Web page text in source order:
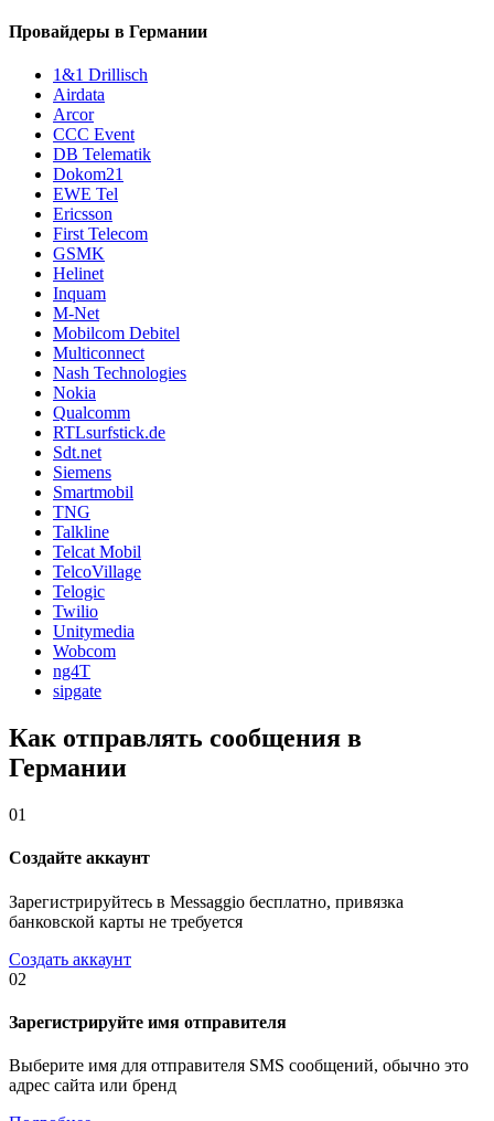
Провайдеры в Германии
1&1 Drillisch
Airdata
Arcor
CCC Event
DB Telematik
Dokom21
EWE Tel
Ericsson
First Telecom
GSMK
Helinet
Inquam
M-Net
Mobilcom Debitel
Multiconnect
Nash Technologies
Nokia
Qualcomm
RTLsurfstick.de
Sdt.net
Siemens
Smartmobil
TNG
Talkline
Telcat Mobil
TelcoVillage
Telogic
Twilio
Unitymedia
Wobcom
ng4T
sipgate
Как отправлять сообщения в
Германии
01
Создайте аккаунт
Зарегистрируйтесь в Messaggio бесплатно, привязка
банковской карты не требуется
Создать аккаунт
02
Зарегистрируйте имя отправителя
Выберите имя для отправителя SMS сообщений, обычно это
адрес сайта или бренд